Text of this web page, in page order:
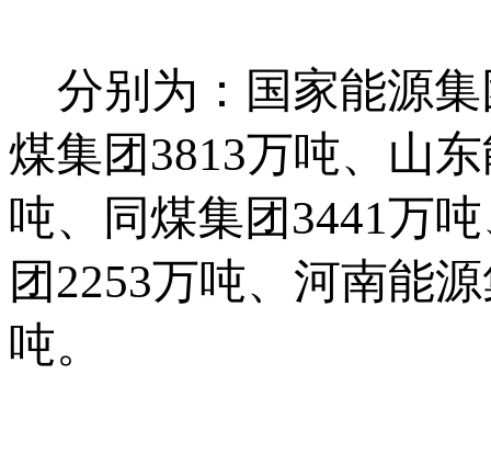
分别为：国家能源集
煤集团3813万吨、山
吨、同煤集团3441万
团2253万吨、河南能
吨。